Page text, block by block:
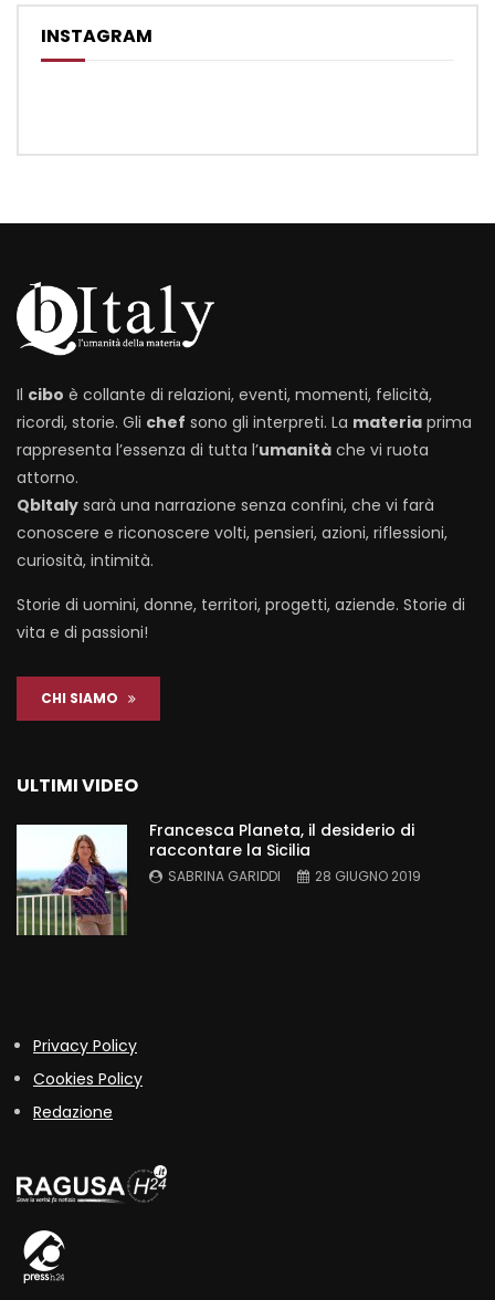
INSTAGRAM
Il cibo è collante di relazioni, eventi, momenti, felicità,
ricordi, storie. Gli chef sono gli interpreti. La materia prima
rappresenta l’essenza di tutta l’umanità che vi ruota
attorno.
QbItaly sarà una narrazione senza confini, che vi farà
conoscere e riconoscere volti, pensieri, azioni, riflessioni,
curiosità, intimità.
Storie di uomini, donne, territori, progetti, aziende. Storie di
vita e di passioni!
CHI SIAMO
ULTIMI VIDEO
Francesca Planeta, il desiderio di
raccontare la Sicilia
SABRINA GARIDDI 28 GIUGNO 2019
Privacy Policy
Cookies Policy
Redazione